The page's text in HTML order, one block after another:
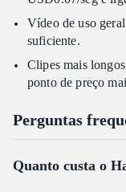
Vídeo de uso
suficiente.
Clipes mais
ponto de preço
Perguntas
Quanto custa o